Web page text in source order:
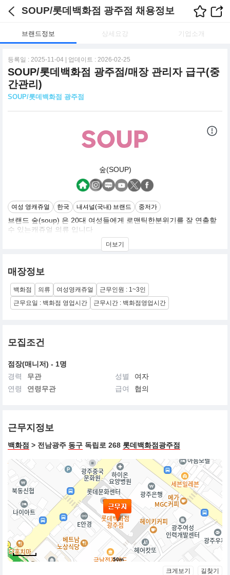
SOUP/롯데백화점 광주점 채용정보
브랜드정보 상세요강 기업소개
등록일 : 2025-11-04 | 업데이트 : 2026-02-25
SOUP/롯데백화점 광주점/매장 관리자 급구(중
간관리)
SOUP/롯데백화점 광주점
숲(SOUP)
여성 영캐쥬얼 한국 내셔널(국내) 브랜드 중저가
브랜드 숲(soup) 은 20대 여성들에게 로맨틱한분위기를 잘 연출할
수 있는캐쥬얼 의류 입니다
SOUP은 Romantic & Feminine Mood의 Young Character Casual
입니다. 감각적이고 합리적 마인드의 사랑스러움이 내재된 여성상
로 로맨틱한 서정을 선사합니다
더보기
매장정보
백화점 의류 여성영캐쥬얼
근무인원 : 1~3인
근무요일 : 백화점 영업시간
근무시간 : 백화점영업시간
모집조건
점장(매니저) - 1명
경력
무관 성별
여자
연령
연령무관 급여 협의
근무지정보
백화점 > 전남광주 동구 독립로 268 롯데백화점광주점
50m
크게보기 길찾기